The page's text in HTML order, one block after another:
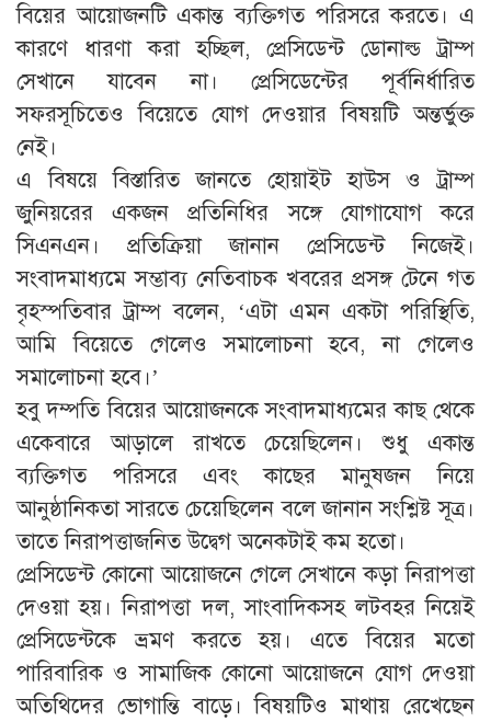
বিয়ের আয়োজনটি একান্ত ব্যক্তিগত পরিসরে করতে। এ
কারণে ধারণা করা হচ্ছিল, প্রেসিডেন্ট ডোনাল্ড ট্রাম্প
সেখানে যাবেন না। প্রেসিডেন্টের পূর্বনির্ধারিত
সফরসূচিতেও বিয়েতে যোগ দেওয়ার বিষয়টি অন্তর্ভুক্ত
নেই।
এ বিষয়ে বিস্তারিত জানতে হোয়াইট হাউস ও ট্রাম্প
জুনিয়রের একজন প্রতিনিধির সঙ্গে যোগাযোগ করে
সিএনএন। প্রতিক্রিয়া জানান প্রেসিডেন্ট নিজেই।
সংবাদমাধ্যমে সম্ভাব্য নেতিবাচক খবরের প্রসঙ্গ টেনে গত
বৃহস্পতিবার ট্রাম্প বলেন, ‘এটা এমন একটা পরিস্থিতি,
আমি বিয়েতে গেলেও সমালোচনা হবে, না গেলেও
সমালোচনা হবে।’
হবু দম্পতি বিয়ের আয়োজনকে সংবাদমাধ্যমের কাছ থেকে
একেবারে আড়ালে রাখতে চেয়েছিলেন। শুধু একান্ত
ব্যক্তিগত পরিসরে এবং কাছের মানুষজন নিয়ে
আনুষ্ঠানিকতা সারতে চেয়েছিলেন বলে জানান সংশ্লিষ্ট সূত্র।
তাতে নিরাপত্তাজনিত উদ্বেগ অনেকটাই কম হতো।
প্রেসিডেন্ট কোনো আয়োজনে গেলে সেখানে কড়া নিরাপত্তা
দেওয়া হয়। নিরাপত্তা দল, সাংবাদিকসহ লটবহর নিয়েই
প্রেসিডেন্টকে ভ্রমণ করতে হয়। এতে বিয়ের মতো
পারিবারিক ও সামাজিক কোনো আয়োজনে যোগ দেওয়া
অতিথিদের ভোগান্তি বাড়ে। বিষয়টিও মাথায় রেখেছেন